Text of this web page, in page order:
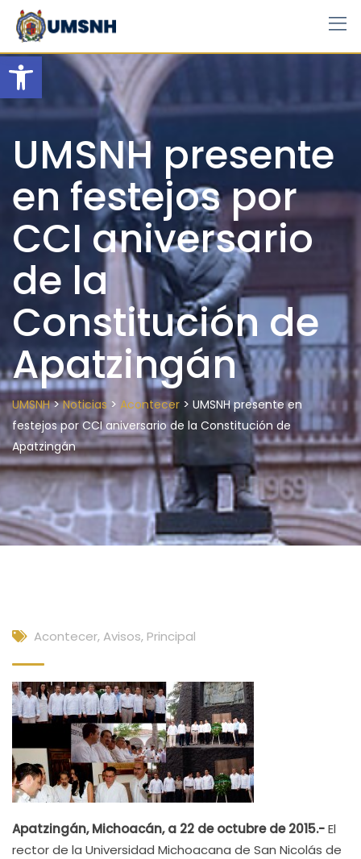
Open toolbar
Skip
content
UMSNH presente
en festejos por
CCI aniversario
de la
Constitución de
Apatzingán
UMSNH>Noticias > Acontecer > UMSNH presente en
festejos por CCI aniversario de la Constitución de
Apatzingán
Acontecer,Avisos, Principal
Apatzingán, Michoacán, a 22 de octubre de 2015.-El
rector de la Universidad Michoacana de San Nicolás de